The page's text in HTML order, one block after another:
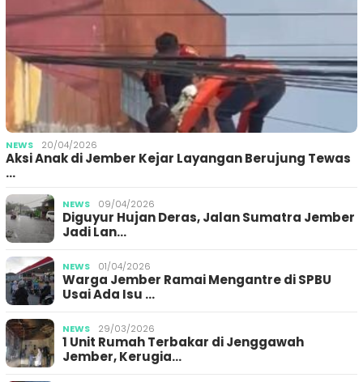
NEWS 20/04/2026
Aksi Anak di Jember Kejar Layangan Berujung Tewas
…
NEWS 09/04/2026
Diguyur Hujan Deras, Jalan Sumatra Jember
Jadi Lan…
NEWS 01/04/2026
Warga Jember Ramai Mengantre di SPBU
Usai Ada Isu …
NEWS 29/03/2026
1 Unit Rumah Terbakar di Jenggawah
Jember, Kerugia…